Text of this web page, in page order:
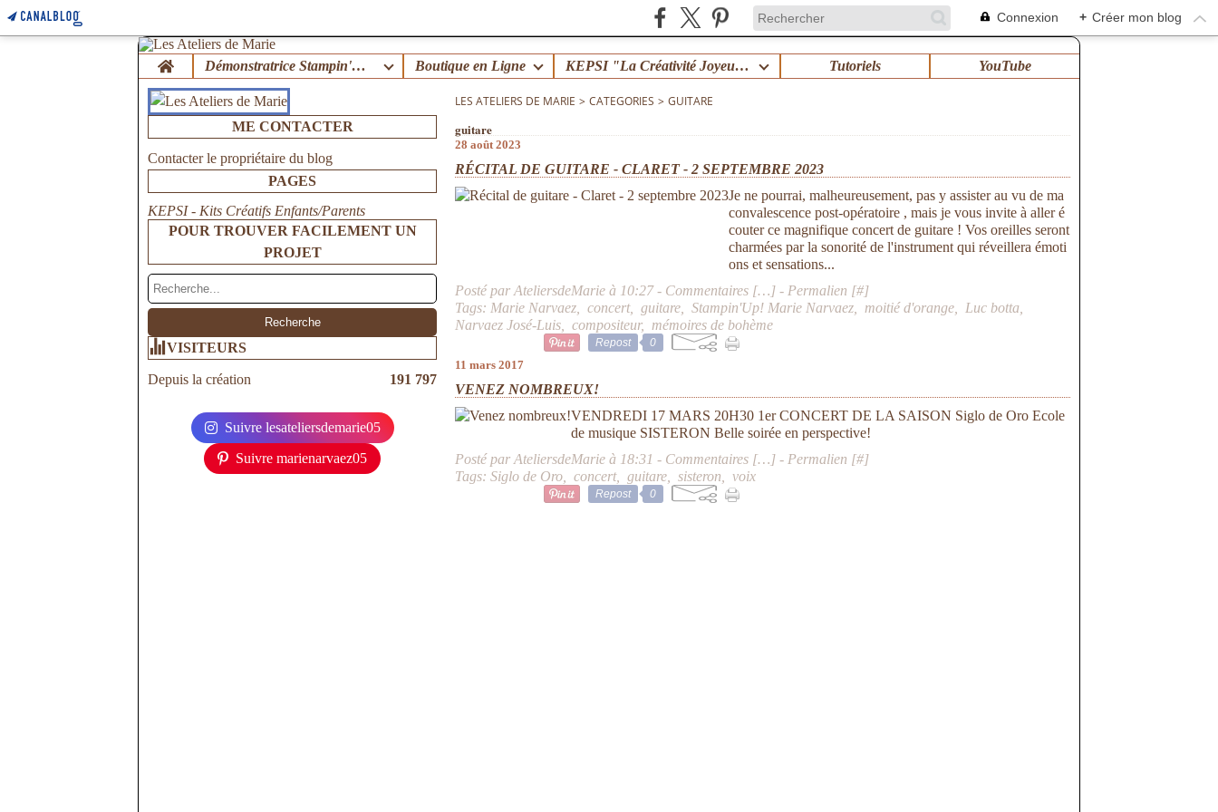
Connexion + Créer mon blog
Home Démonstratrice Stampin'Up ! Boutique en Ligne KEPSI "La Créativité Joyeuse en Famille" ! Tutoriels YouTube
ME CONTACTER
Contacter le propriétaire du blog
PAGES
KEPSI - Kits Créatifs Enfants/Parents
POUR TROUVER FACILEMENT UN
PROJET
VISITEURS
Depuis la création 191 797
Suivre lesateliersdemarie05
Suivre marienarvaez05
LES ATELIERS DE MARIE > CATEGORIES > GUITARE
guitare
28 août 2023
RÉCITAL DE GUITARE - CLARET - 2 SEPTEMBRE 2023
Je ne pourrai, malheureusement, pas y assister au vu de ma
convalescence post-opératoire , mais je vous invite à aller é
couter ce magnifique concert de guitare ! Vos oreilles seront
charmées par la sonorité de l'instrument qui réveillera émoti
ons et sensations...
Posté par AteliersdeMarie à 10:27 - Commentaires […] - Permalien [#]
Tags: Marie Narvaez ,concert,guitare ,Stampin'Up! Marie Narvaez moitié d'orange Luc botta
Narvaez José-Luis ,compositeur, mémoires de bohème
Repost 0
11 mars 2017
VENEZ NOMBREUX!
VENDREDI 17 MARS 20H30 1er CONCERT DE LA SAISON Siglo de Oro Ecole
de musique SISTERON Belle soirée en perspective!
Posté par AteliersdeMarie à 18:31 - Commentaires […] - Permalien [#]
Tags:Siglo de Oro ,concert,guitare ,sisteron ,voix
Repost 0